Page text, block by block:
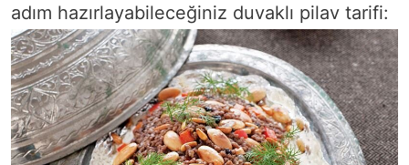
adım hazırlayabileceğiniz duvaklı pilav tarifi: